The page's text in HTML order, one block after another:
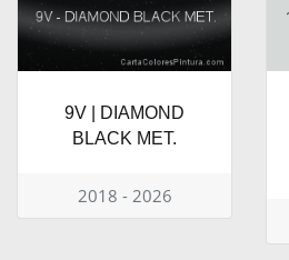
9V | DIAMOND
BLACK MET.
2018 - 2026